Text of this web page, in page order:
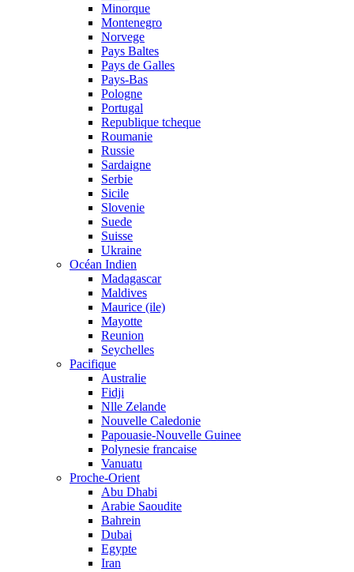
Minorque
Montenegro
Norvege
Pays Baltes
Pays de Galles
Pays-Bas
Pologne
Portugal
Republique tcheque
Roumanie
Russie
Sardaigne
Serbie
Sicile
Slovenie
Suede
Suisse
Ukraine
Océan Indien
Madagascar
Maldives
Maurice (ile)
Mayotte
Reunion
Seychelles
Pacifique
Australie
Fidji
Nlle Zelande
Nouvelle Caledonie
Papouasie-Nouvelle Guinee
Polynesie francaise
Vanuatu
Proche-Orient
Abu Dhabi
Arabie Saoudite
Bahrein
Dubai
Egypte
Iran